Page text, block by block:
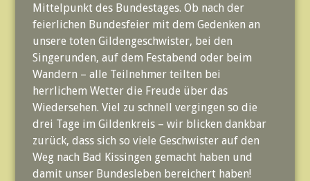
Mittelpunkt des Bundestages. Ob nach der
feierlichen Bundesfeier mit dem Gedenken an
unsere toten Gildengeschwister, bei den
Singerunden, auf dem Festabend oder beim
Wandern – alle Teilnehmer teilten bei
herrlichem Wetter die Freude über das
Wiedersehen. Viel zu schnell vergingen so die
drei Tage im Gildenkreis – wir blicken dankbar
zurück, dass sich so viele Geschwister auf den
Weg nach Bad Kissingen gemacht haben und
damit unser Bundesleben bereichert haben!